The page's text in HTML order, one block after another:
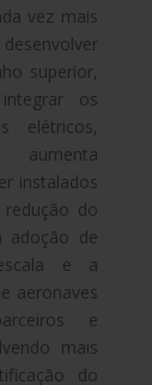
vez mais
superior,
os
elétricos,
instalados
do
adoção de
e a
aeronaves
e
mais
do